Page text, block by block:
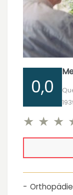
0,0
Orthopädie